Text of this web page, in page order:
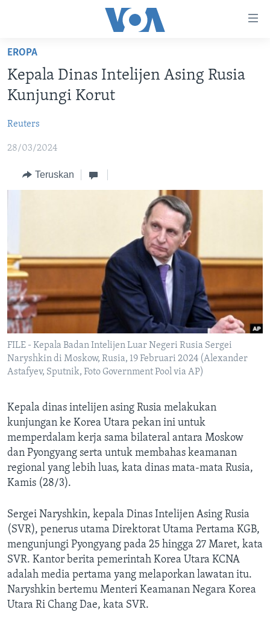
Akses
Lanjut
ke
Konten
Lanjut
ke
Utama
Lanjut
BERANDA
DUNIA
VIDEO
POLYGRAPH
DAFTAR PROGRAM
Learning English
Bahasa-bahasa
EROPA
Kepala Dinas Intelijen Asing Rusia
Kunjungi Korut
Reuters
28/03/2024
Teruskan
FILE - Kepala Badan Intelijen Luar Negeri Rusia Sergei
Naryshkin di Moskow, Rusia, 19 Februari 2024 (Alexander
Astafyev, Sputnik, Foto Government Pool via AP)
Kepala dinas intelijen asing Rusia melakukan
kunjungan ke Korea Utara pekan ini untuk
memperdalam kerja sama bilateral antara Moskow
dan Pyongyang serta untuk membahas keamanan
regional yang lebih luas, kata dinas mata-mata Rusia,
Kamis (28/3).
Sergei Naryshkin, kepala Dinas Intelijen Asing Rusia
(SVR), penerus utama Direktorat Utama Pertama KGB,
mengunjungi Pyongyang pada 25 hingga 27 Maret, kata
SVR. Kantor berita pemerintah Korea Utara KCNA
adalah media pertama yang melaporkan lawatan itu.
Naryshkin bertemu Menteri Keamanan Negara Korea
Utara Ri Chang Dae, kata SVR.